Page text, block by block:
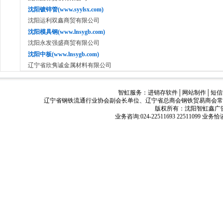
沈阳镀锌管(www.syylsx.com)
沈阳运利双鑫商贸有限公司
沈阳模具钢(www.lnsygb.com)
沈阳永发强盛商贸有限公司
沈阳中板(www.lnsygb.com)
辽宁省欣隽诚金属材料有限公司
智虹服务：进销存软件 网站制作 │短
辽宁省钢铁流通行业协会副会长单位、辽宁省总商会钢铁贸易商会
版权所有：沈阳智虹鑫广
业务咨询:024-22511693 22511099 业务